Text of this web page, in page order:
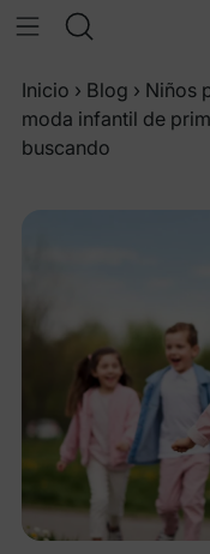
Inicio › Blog › Niños
moda infantil de
buscando